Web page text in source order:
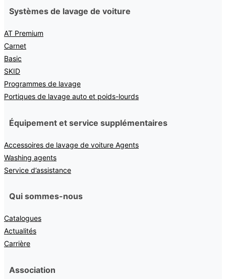
Systèmes de lavage de voiture
AT Premium
Carnet
Basic
SKID
Programmes de lavage
Portiques de lavage auto et poids-lourds
Équipement et service supplémentaires
Accessoires de lavage de voiture Agents
Washing agents
Service d’assistance
Qui sommes-nous
Catalogues
Actualités
Carrière
Association